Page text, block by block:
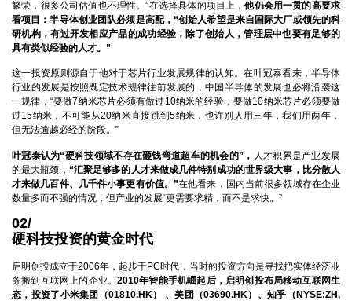
繁荣，很多公司估值也不理性。”在选择具体的项目上，他仍会用一贯的高要求
看项目：半导体创业团队必须是高配，“创始人希望是来自国际大厂或领先的科
研机构，有过开发相应产品的成功经验，除了创始人，管理层中也要有足够的
具有类似经验的人才。”
这一投资原则源自于他对于芯片行业发展规律的认知。在叶冠泰看来，半导体
行业的发展是按照既定技术规律往前发展的，中国半导体的发展也必将沿袭这
一规律，“要做7纳米芯片必须有做过10纳米的经验，要做10纳米芯片必须要做
过15纳米，不可能从20纳米直接跳到5纳米，也许别人用三年，我们用两年，
但无法逾越必经的阶段。”
叶冠泰认为“硬科技领域不存在砸钱弯道超车的机会的”， 人才积累是产业发展
的最大瓶颈， “汇聚足够多的人才来做成几件特别成功的世界级大事，比分散人
才来做几百件、几千件小事更有价值。”在他看来，国内当前很多领域存在企业
数量多而不强的情况，但产业的发展“更需要求精，而不是求快。”
02/
硬科技投资的黄金时代
启明创投成立于2006年，起步于PC时代，当时的投资方向是寻找把实体经济业
务搬到互联网上的企业。2010年智能手机崛起后，启明创投布局移动互联网生
态，投资了小米集团（01810.HK） 、美团（03690.HK）、知乎（NYSE:ZH,